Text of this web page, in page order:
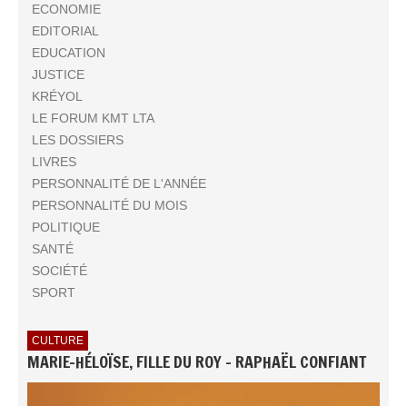
ECONOMIE
EDITORIAL
EDUCATION
JUSTICE
KRÉYOL
LE FORUM KMT LTA
LES DOSSIERS
LIVRES
PERSONNALITÉ DE L'ANNÉE
PERSONNALITÉ DU MOIS
POLITIQUE
SANTÉ
SOCIÉTÉ
SPORT
CULTURE
MARIE-HÉLOÏSE, FILLE DU ROY - RAPHAËL CONFIANT